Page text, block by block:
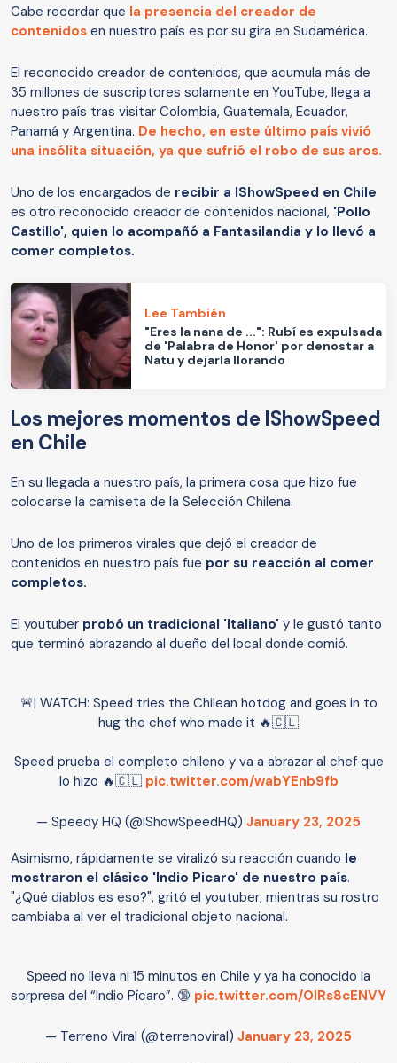
Cabe recordar que la presencia del creador de
contenidos en nuestro país es por su gira en Sudamérica.
El reconocido creador de contenidos, que acumula más de
35 millones de suscriptores solamente en YouTube, llega a
nuestro país tras visitar Colombia, Guatemala, Ecuador,
Panamá y Argentina. De hecho, en este último país vivió
una insólita situación, ya que sufrió el robo de sus aros.
Uno de los encargados de recibir a IShowSpeed en Chile
es otro reconocido creador de contenidos nacional, 'Pollo
Castillo', quien lo acompañó a Fantasilandia y lo llevó a
comer completos.
Lee También
"Eres la nana de ...": Rubí es expulsada
de 'Palabra de Honor' por denostar a
Natu y dejarla llorando
Los mejores momentos de IShowSpeed
en Chile
En su llegada a nuestro país, la primera cosa que hizo fue
colocarse la camiseta de la Selección Chilena.
Uno de los primeros virales que dejó el creador de
contenidos en nuestro país fue por su reacción al comer
completos.
El youtuber probó un tradicional 'Italiano' y le gustó tanto
que terminó abrazando al dueño del local donde comió.
🚨| WATCH: Speed tries the Chilean hotdog and goes in to
hug the chef who made it 🔥🇨🇱
Speed prueba el completo chileno y va a abrazar al chef que
lo hizo 🔥🇨🇱 pic.twitter.com/wabYEnb9fb
— Speedy HQ (@IShowSpeedHQ) January 23, 2025
Asimismo, rápidamente se viralizó su reacción cuando le
mostraron el clásico 'Indio Picaro' de nuestro país.
"¿Qué diablos es eso?", gritó el youtuber, mientras su rostro
cambiaba al ver el tradicional objeto nacional.
Speed no lleva ni 15 minutos en Chile y ya ha conocido la
sorpresa del “Indio Pícaro”. 🔞 pic.twitter.com/OIRs8cENVY
— Terreno Viral (@terrenoviral) January 23, 2025